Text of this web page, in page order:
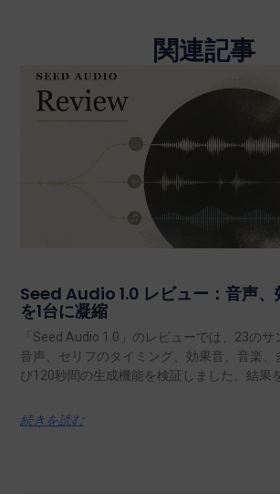
関連記事
Seed Audio 1.0 レビュー：音声、
を1台に凝縮
「Seed Audio 1.0」のレビューでは、23のサ
音声、セリフのタイミング、効果音、音楽、
び120秒間の生成機能を検証しました。結果
続きを読む